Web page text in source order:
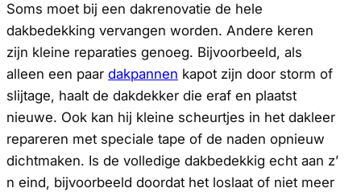
Soms moet bij een dakrenovatie de hele
dakbedekking vervangen worden. Andere keren
zijn kleine reparaties genoeg. Bijvoorbeeld, als
alleen een paar dakpannen kapot zijn door storm of
slijtage, haalt de dakdekker die eraf en plaatst
nieuwe. Ook kan hij kleine scheurtjes in het dakleer
repareren met speciale tape of de naden opnieuw
dichtmaken. Is de volledige dakbedekkig echt aan z’
n eind, bijvoorbeeld doordat het loslaat of niet meer